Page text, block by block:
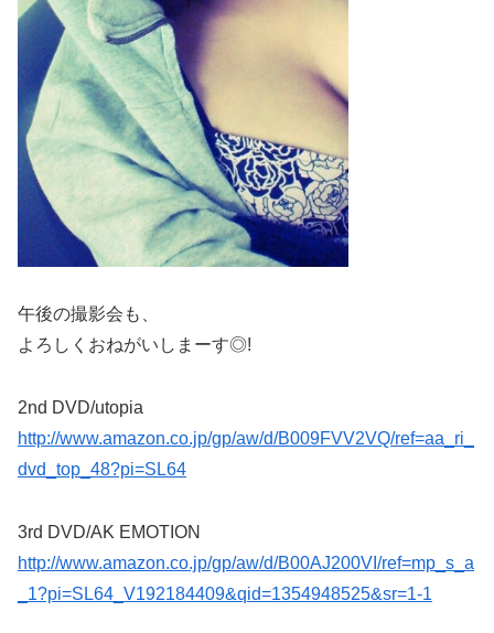
午後の撮影会も、
よろしくおねがいしまーす◎!
2nd DVD/utopia
http://www.amazon.co.jp/gp/aw/d/B009FVV2VQ/ref=aa_ri_
dvd_top_48?pi=SL64
3rd DVD/AK EMOTION
http://www.amazon.co.jp/gp/aw/d/B00AJ200VI/ref=mp_s_a
_1?pi=SL64_V192184409&qid=1354948525&sr=1-1